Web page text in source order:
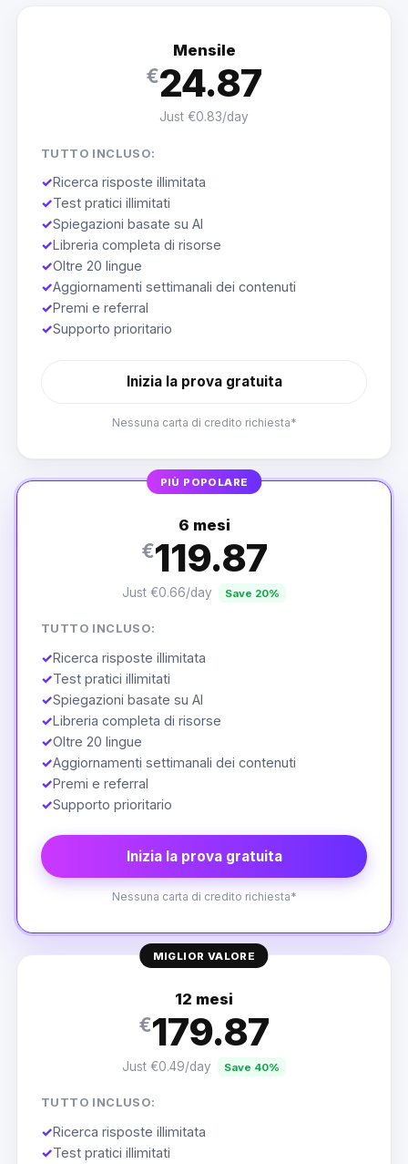
Mensile
€24.87
Just €0.83/day
TUTTO INCLUSO:
✓Ricerca risposte illimitata
✓Test pratici illimitati
✓Spiegazioni basate su AI
✓Libreria completa di risorse
✓Oltre 20 lingue
✓Aggiornamenti settimanali dei contenuti
✓Premi e referral
✓Supporto prioritario
Inizia la prova gratuita
Nessuna carta di credito richiesta*
PIÙ POPOLARE
6 mesi
€119.87
Just €0.66/day Save 20%
TUTTO INCLUSO:
✓Ricerca risposte illimitata
✓Test pratici illimitati
✓Spiegazioni basate su AI
✓Libreria completa di risorse
✓Oltre 20 lingue
✓Aggiornamenti settimanali dei contenuti
✓Premi e referral
✓Supporto prioritario
Inizia la prova gratuita
Nessuna carta di credito richiesta*
MIGLIOR VALORE
12 mesi
€179.87
Just €0.49/day Save 40%
TUTTO INCLUSO:
✓Ricerca risposte illimitata
✓Test pratici illimitati